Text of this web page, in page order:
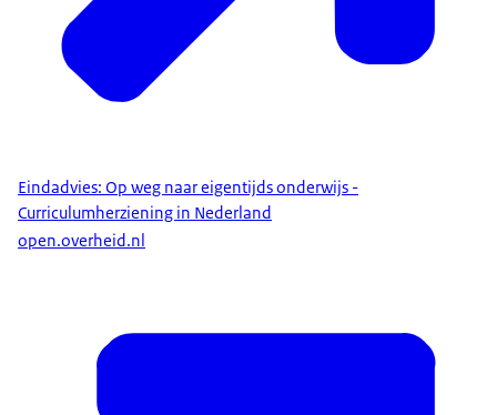
Eindadvies: Op weg naar eigentijds onderwijs -
Curriculumherziening in Nederland
open.overheid.nl